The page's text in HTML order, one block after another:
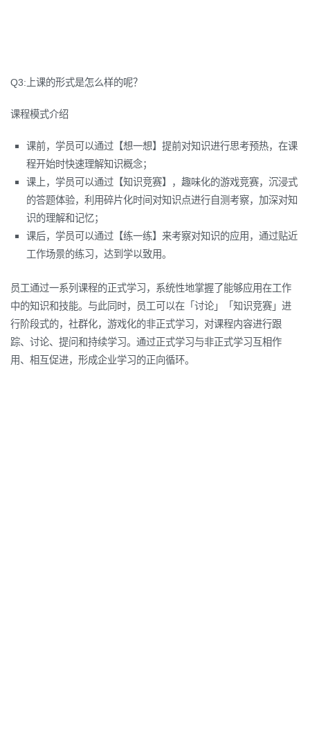
Q3:上课的形式是怎么样的呢？
课程模式介绍
课前，学员可以通过【想一想】提前对知识进行思考预热，在课
程开始时快速理解知识概念；
课上，学员可以通过【知识竞赛】，趣味化的游戏竞赛，沉浸式
的答题体验，利用碎片化时间对知识点进行自测考察，加深对知
识的理解和记忆；
课后，学员可以通过【练一练】来考察对知识的应用，通过贴近
工作场景的练习，达到学以致用。
员工通过一系列课程的正式学习，系统性地掌握了能够应用在工作
中的知识和技能。与此同时，员工可以在「讨论」「知识竞赛」进
行阶段式的，社群化，游戏化的非正式学习，对课程内容进行跟
踪、讨论、提问和持续学习。通过正式学习与非正式学习互相作
用、相互促进，形成企业学习的正向循环。